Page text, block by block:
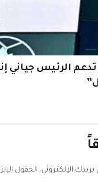
تدعم الرئيس جياني
الإلكتروني. الحقول